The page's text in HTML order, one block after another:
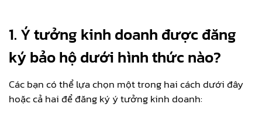
1. Ý tưởng kinh doanh được đăng
ký bảo hộ dưới hình thức nào?
Các bạn có thể lựa chọn một trong hai cách dưới đây
hoặc cả hai để đăng ký ý tưởng kinh doanh: